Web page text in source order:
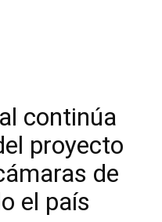
continúa
proyecto
de
el país